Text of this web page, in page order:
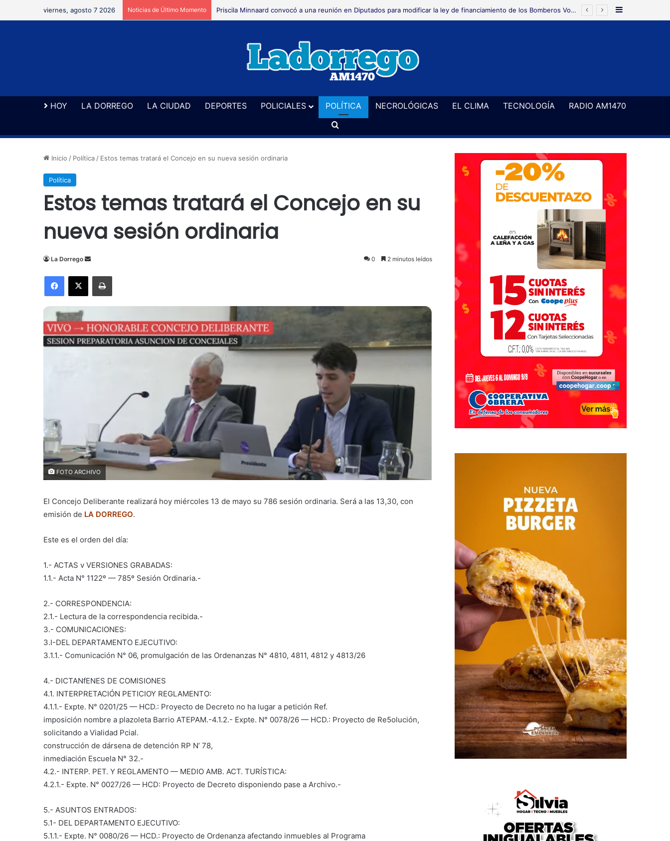
viernes, agosto 7 2026 Noticias de Último Momento Realizaron un allanamiento en El Perdido en una causa por hurto Barra Lateral
HOY LA DORREGO LA CIUDAD DEPORTES POLICIALES POLÍTICA NECROLÓGICAS EL CLIMA TECNOLOGÍA
RADIO AM1470
Buscar
Inicio / Política / Estos temas tratará el Concejo en su nueva sesión ordinaria
Política
Estos temas tratará el Concejo en su
nueva sesión ordinaria
La Dorrego
Send
email
0 2 minutos leídos
Facebook
X Imprimir
FOTO ARCHIVO
El Concejo Deliberante realizará hoy miércoles 13 de mayo su 786 sesión ordinaria. Será a las 13,30, con
emisión de LA DORREGO.
Este es el orden del día:
1.- ACTAS v VERSIONES GRABADAS:
1.1.- Acta N° 1122º — 785º Sesión Ordinaria.-
2.- CORRESPONDENCIA:
2.1.- Lectura de la correspondencia recibida.-
3.- COMUNICACIONES:
3.I-DEL DEPARTAMENTO EJECUTIVO:
3.1.1.- Comunicación N° 06, promulgación de las Ordenanzas N° 4810, 4811, 4812 y 4813/26
4.- DICTANfENES DE COMISIONES
4.1. INTERPRETACIÓN PETICIOY REGLAMENTO:
4.1.1.- Expte. N° 0201/25 — HCD.: Proyecto de Decreto no ha lugar a petición Ref.
imposición nombre a plazoleta Barrio ATEPAM.-4.1.2.- Expte. N° 0078/26 — HCD.: Proyecto de Re5olución,
solicitando a Vialidad Pcial.
construcción de dársena de detención RP N’ 78,
inmediación Escuela N° 32.-
4.2.- INTERP. PET. Y REGLAMENTO — MEDIO AMB. ACT. TURÍSTICA:
4.2.1.- Expte. N° 0027/26 — HCD: Proyecto de Decreto disponiendo pase a Archivo.-
5.- ASUNTOS ENTRADOS:
5.1- DEL DEPARTAMENTO EJECUTIVO:
5.1.1.- Expte. N° 0080/26 — HCD.: Proyecto de Ordenanza afectando inmuebles al Programa